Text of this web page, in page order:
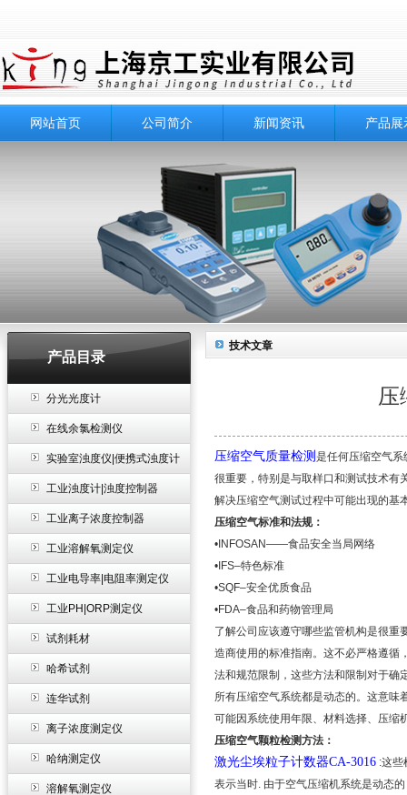
网站首页 公司简介 新闻资讯 产品展
产品目录
分光光度计
在线余氯检测仪
实验室浊度仪|便携式浊度计
工业浊度计|浊度控制器
工业离子浓度控制器
工业溶解氧测定仪
工业电导率|电阻率测定仪
工业PH|ORP测定仪
试剂耗材
哈希试剂
连华试剂
离子浓度测定仪
哈纳测定仪
溶解氧测定仪
技术文章
压
压缩空气质量检测 是任何压缩空气
很重要，特别是与取样口和测试技术有
解决压缩空气测试过程中可能出现的基
压缩空气标准和法规：
•INFOSAN——食品安全当局网络
•IFS–特色标准
•SQF–安全优质食品
•FDA–食品和药物管理局
了解公司应该遵守哪些监管机构是很重
造商使用的标准指南。这不必严格遵循
法和规范限制，这些方法和限制对于确
所有压缩空气系统都是动态的。这意味
可能因系统使用年限、材料选择、压缩
压缩空气颗粒检测方法：
激光尘埃粒子计数器CA-3016 :这些
表示当时. 由于空气压缩机系统是动态